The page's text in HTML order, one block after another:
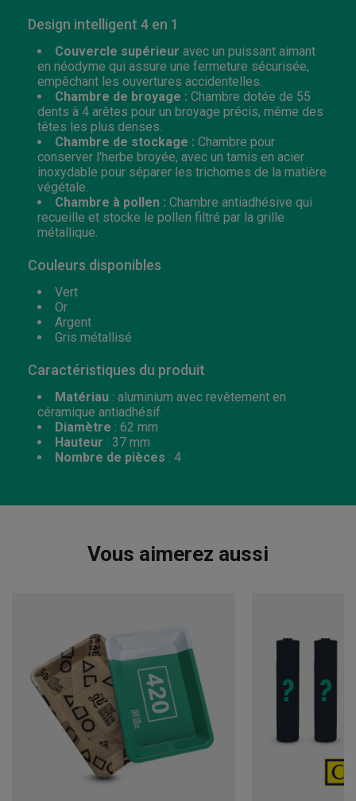
Design intelligent 4 en 1
Couvercle supérieur avec un puissant aimant
en néodyme qui assure une fermeture sécurisée,
empêchant les ouvertures accidentelles.
Chambre de broyage : Chambre dotée de 55
dents à 4 arêtes pour un broyage précis, même des
têtes les plus denses.
Chambre de stockage : Chambre pour
conserver l'herbe broyée, avec un tamis en acier
inoxydable pour séparer les trichomes de la matière
végétale.
Chambre à pollen : Chambre antiadhésive qui
recueille et stocke le pollen filtré par la grille
métallique.
Couleurs disponibles
Vert
Or
Argent
Gris métallisé
Caractéristiques du produit
Matériau : aluminium avec revêtement en
céramique antiadhésif.
Diamètre : 62 mm
Hauteur : 37 mm
Nombre de pièces : 4
Vous aimerez aussi